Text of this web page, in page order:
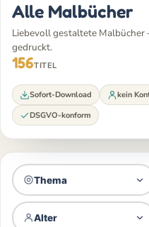
Alle Malbücher
Liebevoll gestaltete
gedruckt.
156TITEL
Sofort-Download kein
DSGVO-konform
Thema
Alter